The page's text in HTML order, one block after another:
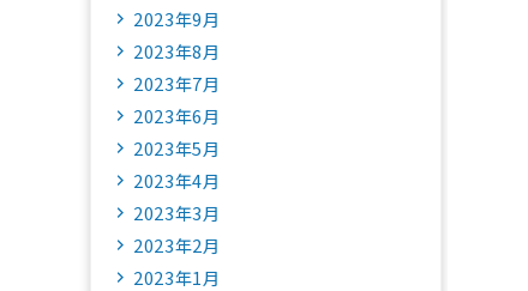
2023年9月
2023年8月
2023年7月
2023年6月
2023年5月
2023年4月
2023年3月
2023年2月
2023年1月